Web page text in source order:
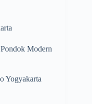
Modern
Yogyakarta